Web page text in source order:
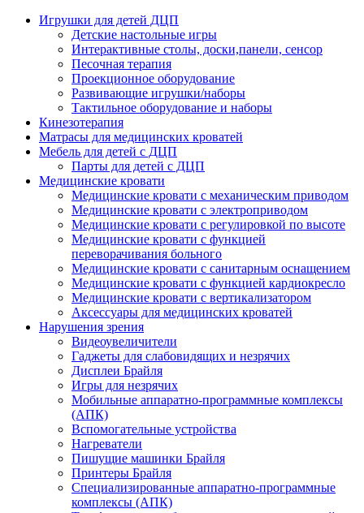
Игрушки для детей ДЦП
Детские настольные игры
Интерактивные столы, доски,панели, сенсор
Песочная терапия
Проекционное оборудование
Развивающие игрушки/наборы
Тактильное оборудование и наборы
Кинезотерапия
Матрасы для медицинских кроватей
Мебель для детей с ДЦП
Парты для детей с ДЦП
Медицинские кровати
Медицинские кровати с механическим приводом
Медицинские кровати с электроприводом
Медицинские кровати с регулировкой по высоте
Медицинские кровати с функцией
переворачивания больного
Медицинские кровати с санитарным оснащением
Медицинские кровати с функцией кардиокресло
Медицинские кровати с вертикализатором
Аксессуары для медицинских кроватей
Нарушения зрения
Видеоувеличители
Гаджеты для слабовидящих и незрячих
Дисплеи Брайля
Игры для незрячих
Мобильные аппаратно-программные комплексы
(АПК)
Вспомогательные устройства
Нагреватели
Пишущие машинки Брайля
Принтеры Брайля
Специализированные аппаратно-программные
комплексы (АПК)